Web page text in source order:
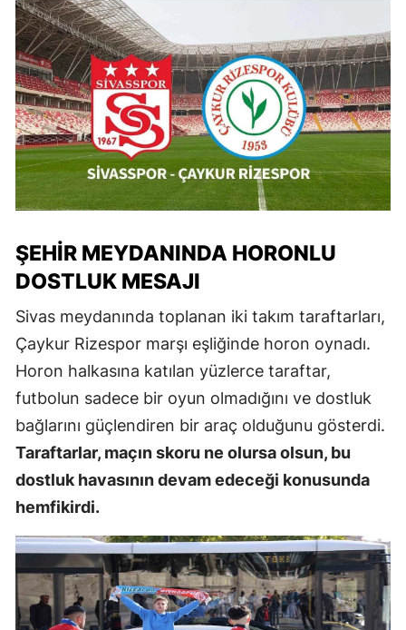
ŞEHIR MEYDANINDA HORONLU
DOSTLUK MESAJI
Sivas meydanında toplanan iki takım taraftarları,
Çaykur Rizespor marşı eşliğinde horon oynadı.
Horon halkasına katılan yüzlerce taraftar,
futbolun sadece bir oyun olmadığını ve dostluk
bağlarını güçlendiren bir araç olduğunu gösterdi.
Taraftarlar, maçın skoru ne olursa olsun, bu
dostluk havasının devam edeceği konusunda
hemfikirdi.